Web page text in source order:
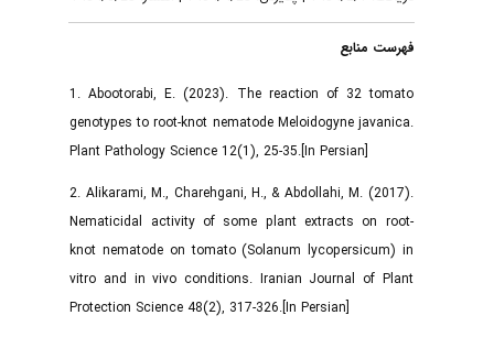
فهرست منابع
1. Abootorabi, E. (2023). The reaction of 32 tomato
genotypes to root-knot nematode Meloidogyne javanica.
Plant Pathology Science 12(1), 25-35.[In Persian]
2. Alikarami, M., Charehgani, H., & Abdollahi, M. (2017).
Nematicidal activity of some plant extracts on root-
knot nematode on tomato (Solanum lycopersicum) in
vitro and in vivo conditions. Iranian Journal of Plant
Protection Science 48(2), 317-326.[In Persian]